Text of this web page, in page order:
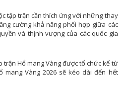
OCOP ĐÀ
NAM ƯU TIÊN DÙNG HÀNG VIỆT
NGƯỜI CÓ UY TIN VÙNG
NÔNG DÂN ĐÀ
THỜI SỰ PHÁT THANH
THỜI SỰ PHÁT THANH
tập trận cần thích ứng với những thay
cường khả năng phối hợp giữa các
và thịnh vượng của các quốc gia
trận Hổ mang Vàng được tổ chức kể từ
mang Vàng 2026 sẽ kéo dài đến hết